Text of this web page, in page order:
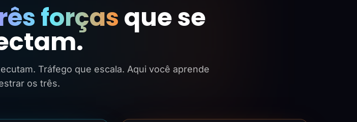
forçasque se
Tráfego que escala. Aqui você aprende
os três.